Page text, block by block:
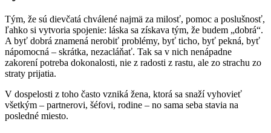
Tým, že sú dievčatá chválené najmä za milosť, pomoc a poslušnosť,
ľahko si vytvoria spojenie: láska sa získava tým, že budem „dobrá“.
A byť dobrá znamená nerobiť problémy, byť ticho, byť pekná, byť
nápomocná – skrátka, nezacláňať. Tak sa v nich nenápadne
zakorení potreba dokonalosti, nie z radosti z rastu, ale zo strachu zo
straty prijatia.
V dospelosti z toho často vzniká žena, ktorá sa snaží vyhovieť
všetkým – partnerovi, šéfovi, rodine – no sama seba stavia na
posledné miesto.